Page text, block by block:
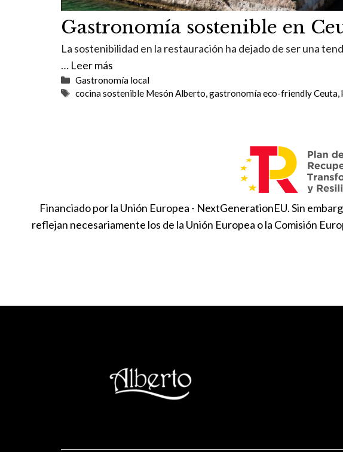
Gastronomía sostenible en
La sostenibilidad en la restauración ha dejado de ser una
… Leer más
Categorías
Gastronomía local
Etiquetas
cocina sostenible Mesón Alberto ,gastronomía eco-friendly Ceuta ,
Financiado por la Unión Europea - NextGenerationEU. Sin
reflejan necesariamente los de la Unión Europea o la Comisión